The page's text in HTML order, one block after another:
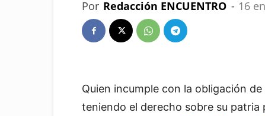
Por Redacción ENCUENTRO - 16
Quien incumple con la obligación
teniendo el derecho sobre su